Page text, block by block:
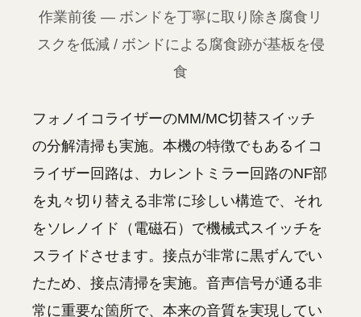
作業前後 — ボンドを丁寧に取り除き腐食リ
スクを低減 / ボンドによる腐食跡が基板を侵
食
フォノイコライザーのMM/MC切替スイッチ
の分解清掃も実施。本機の特徴でもあるイコ
ライザー回路は、カレントミラー回路のNF部
を丸々切り替える非常に珍しい構造で、それ
をソレノイド（電磁石）で機械式スイッチを
スライドさせます。接点が非常に黒ずんでい
たため、接点清掃を実施。音声信号が通る非
常に重要な箇所で、本来の音質を実現してい